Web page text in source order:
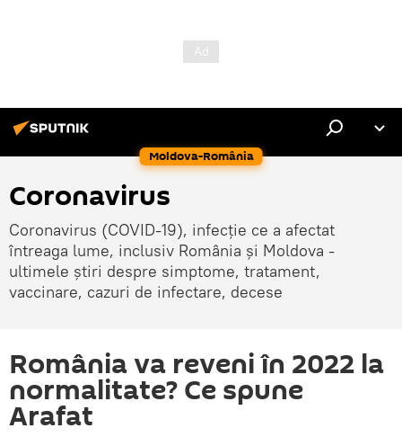
Moldova-România
Coronavirus
Coronavirus (COVID-19), infecție ce a afectat
întreaga lume, inclusiv România și Moldova -
ultimele știri despre simptome, tratament,
vaccinare, cazuri de infectare, decese
România va reveni în 2022 la
normalitate? Ce spune
Arafat